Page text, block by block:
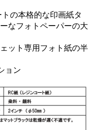
の本格的な印画紙タ
なフォトペーパーの大
ット専用フォト紙の半
ョン